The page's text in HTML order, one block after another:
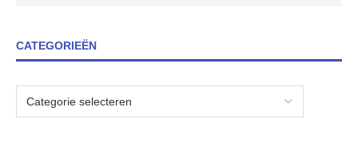
CATEGORIEËN